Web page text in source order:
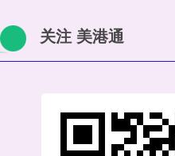
关注 美港通